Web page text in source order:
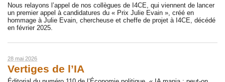
Nous relayons l’appel de nos collègues de I4CE, qui viennent de lancer
un premier appel à candidatures du « Prix Julie Evain », créé en
hommage à Julie Evain, chercheuse et cheffe de projet à I4CE, décédé
en février 2025.
28 mai 2026
Vertiges de l’IA